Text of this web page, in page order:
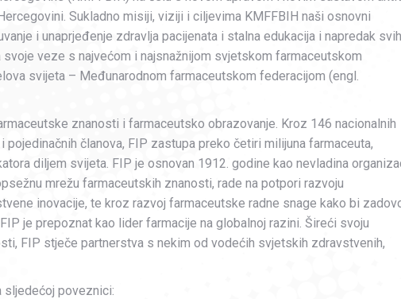
Sukladno misiji, viziji i ciljevima KMFFBIH naši osnovni
i unaprjeđenje zdravlja pacijenata i stalna edukacija i napredak svih
veze s najvećom i najsnažnijom svjetskom farmaceutskom
svijeta – Međunarodnom farmaceutskom federacijom (engl.
znanosti i farmaceutsko obrazovanje. Kroz 146 nacionalnih
članova, FIP zastupa preko četiri milijuna farmaceuta,
diljem svijeta. FIP je osnovan 1912. godine kao nevladina
mrežu farmaceutskih znanosti, rade na potpori razvoju
inovacije, te kroz razvoj farmaceutske radne snage kako bi
je prepoznat kao lider farmacije na globalnoj razini. Šireći svoju
FIP stječe partnerstva s nekim od vodećih svjetskih zdravstvenih,
sljedećoj poveznici: